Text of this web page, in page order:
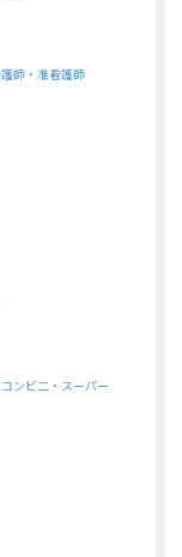
師・准看護師
コンビ二・スーパー